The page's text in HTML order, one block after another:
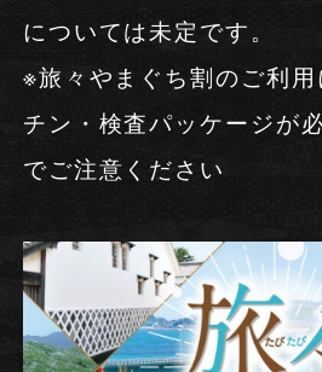
については未定です。
※旅々やまぐち割のご利用
チン・検査パッケージが
でご注意ください